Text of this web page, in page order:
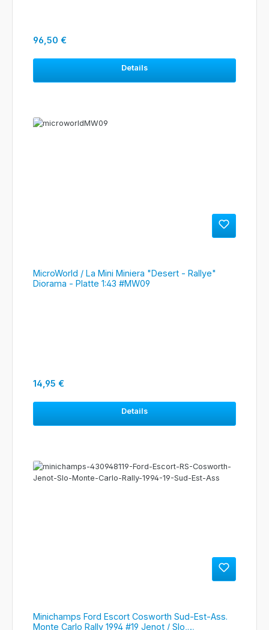
Regulärer Preis:
96,50 €
Details
MicroWorld / La Mini Miniera "Desert - Rallye"
Diorama - Platte 1:43 #MW09
Regulärer Preis:
14,95 €
Details
Minichamps Ford Escort Cosworth Sud-Est-Ass.
Monte Carlo Rally 1994 #19 Jenot / Slo,